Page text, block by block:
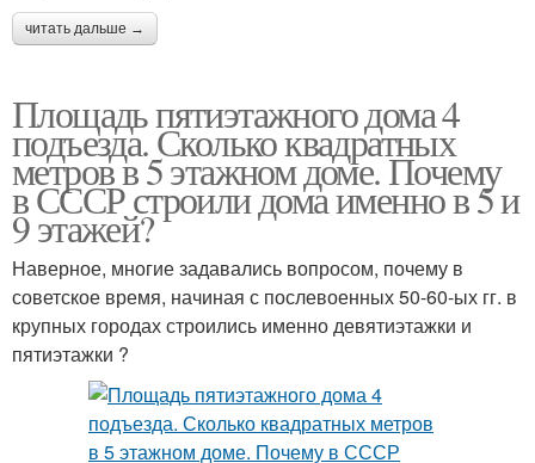
читать дальше →
Площадь пятиэтажного дома 4
подъезда. Сколько квадратных
метров в 5 этажном доме. Почему
в СССР строили дома именно в 5 и
9 этажей?
Наверное, многие задавались вопросом, почему в
советское время, начиная с послевоенных 50-60-ых гг. в
крупных городах строились именно девятиэтажки и
пятиэтажки ?